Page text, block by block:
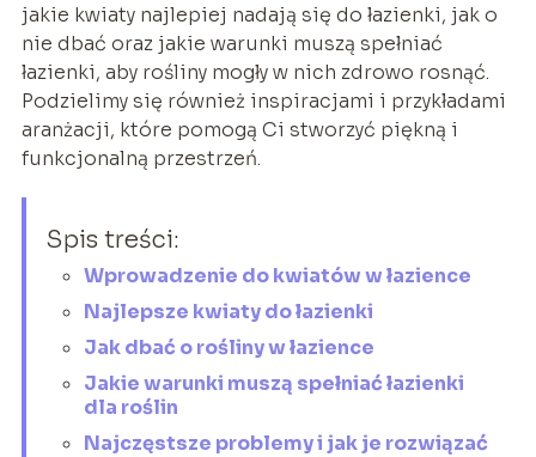
jakie kwiaty najlepiej nadają się do łazienki, jak o
nie dbać oraz jakie warunki muszą spełniać
łazienki, aby rośliny mogły w nich zdrowo rosnąć.
Podzielimy się również inspiracjami i przykładami
aranżacji, które pomogą Ci stworzyć piękną i
funkcjonalną przestrzeń.
Spis treści:
Wprowadzenie do kwiatów w łazience
Najlepsze kwiaty do łazienki
Jak dbać o rośliny w łazience
Jakie warunki muszą spełniać łazienki
dla roślin
Najczęstsze problemy i jak je rozwiązać